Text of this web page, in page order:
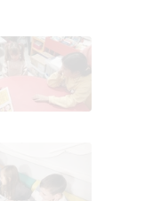
lector
FDLR_Las
lector
FDLR_Las